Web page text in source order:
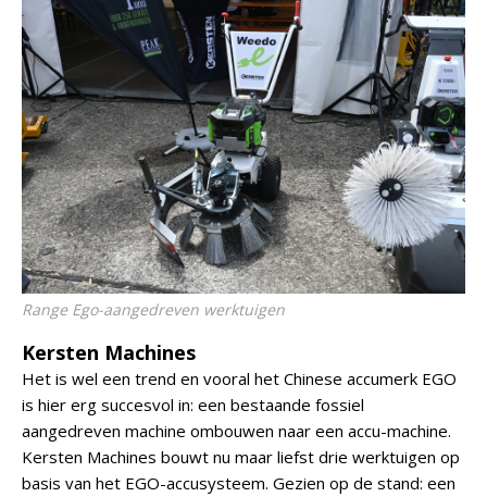
Range Ego-aangedreven werktuigen
Kersten Machines
Het is wel een trend en vooral het Chinese accumerk EGO
is hier erg succesvol in: een bestaande fossiel
aangedreven machine ombouwen naar een accu-machine.
Kersten Machines bouwt nu maar liefst drie werktuigen op
basis van het EGO-accusysteem. Gezien op de stand: een